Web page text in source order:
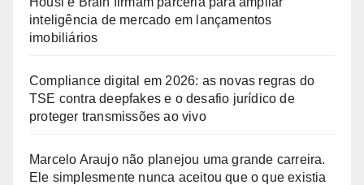
inteligência de mercado em lançamentos
imobiliários
Compliance digital em 2026: as novas regras do
TSE contra deepfakes e o desafio jurídico de
proteger transmissões ao vivo
Marcelo Araujo não planejou uma grande carreira.
Ele simplesmente nunca aceitou que o que existia